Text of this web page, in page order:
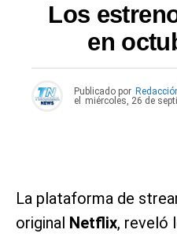
Los
en
Publicado por
el
miércoles, 26 de
La plataforma de
original Netflix, reveló